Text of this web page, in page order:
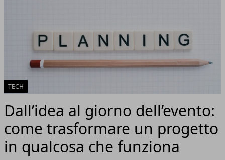
TECH
Dall’idea al giorno dell’evento:
come trasformare un progetto
in qualcosa che funziona